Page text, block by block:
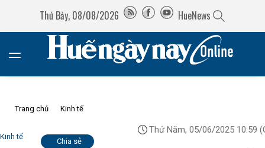
Thứ Bảy, 08/08/2026 HueNews
Trang chủ Kinh tế
Kinh tế
Thứ Năm, 05/06/2025 10:59
Chia sẻ